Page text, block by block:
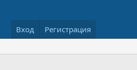
Вход Регистрация